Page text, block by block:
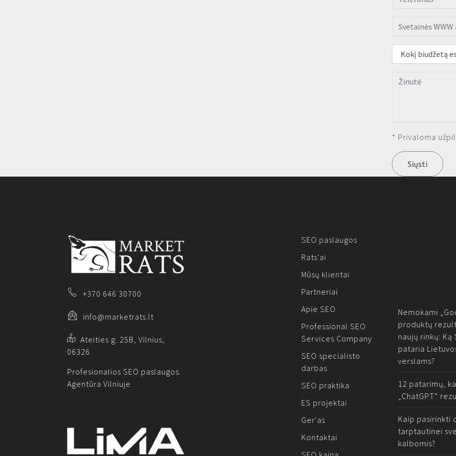
* Privaloma
Siųsti
+370 646 30700
info@marketrats.lt
Ateities g. 25B, Vilnius,
06326
Profesionalios SEO paslaugos.
Agentūra Vilniuje
SEO paslaugos
Rats'ai
Mūsų klientai
Partneriai
Apie SEO
Professional SEO
Services Company
SEO specialisto
darbas
SEO praktika
ES projektai
Ger'as
Kontaktai
Nemokami
produktų
naujų rinkų:
pataria
verslams?
12 patarimų,
„ChatGPT“
Kaip pasirinkti
tarptautinei
kalbomis?